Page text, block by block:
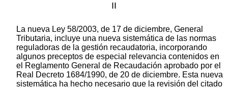
II
La nueva Ley 58/2003, de 17 de diciembre, General
Tributaria, incluye una nueva sistemática de las normas
reguladoras de la gestión recaudatoria, incorporando
algunos preceptos de especial relevancia contenidos en
el Reglamento General de Recaudación aprobado por el
Real Decreto 1684/1990, de 20 de diciembre. Esta nueva
sistemática ha hecho necesario que la revisión del citado